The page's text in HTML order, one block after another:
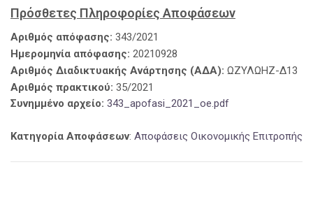
Πρόσθετες Πληροφορίες Αποφάσεων
Αριθμός απόφασης: 343/2021
Ημερομηνία απόφασης: 20210928
Αριθμός Διαδικτυακής Ανάρτησης (ΑΔΑ): ΩΖΥΛΩΗΖ-Δ13
Αριθμός πρακτικού: 35/2021
Συνημμένο αρχείο: 343_apofasi_2021_oe.pdf
Κατηγορία Αποφάσεων: Αποφάσεις Οικονομικής Επιτροπής